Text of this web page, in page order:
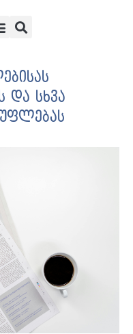
და სხვა